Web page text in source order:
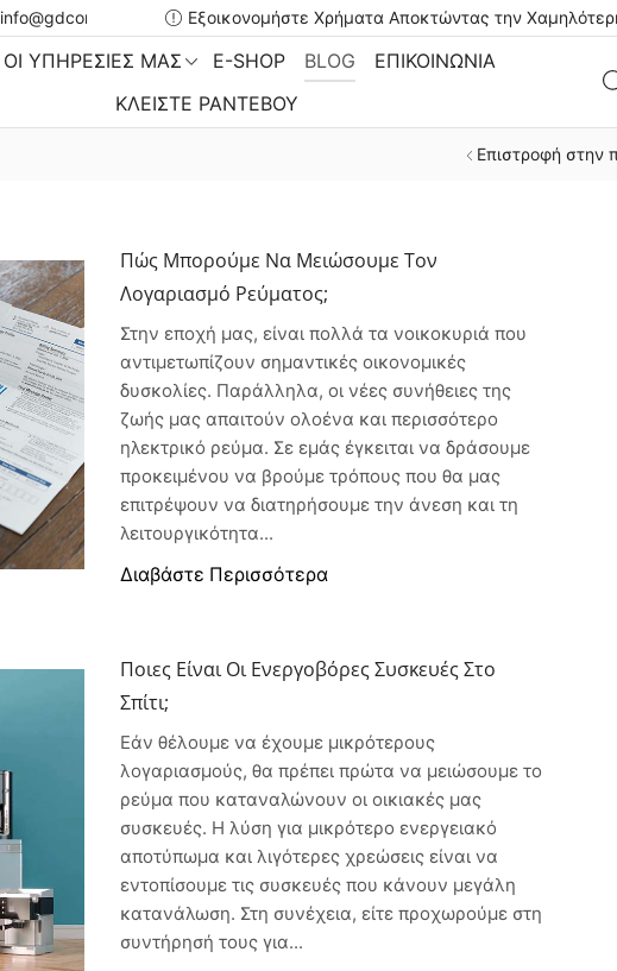
info@gdconsulting.gr Εξοικονομήστε Χρήματα Αποκτώντας την
ΟΙ ΥΠΗΡΕΣΊΕΣ ΜΑΣ E-SHOP BLOG
ΕΠΙΚΟΙΝΩΝΊΑ
ΚΛΕΊΣΤΕ ΡΑΝΤΕΒΟΎ
Επιστροφή στην
Πώς Μπορούμε Να Μειώσουμε Τον
Λογαριασμό Ρεύματος;
Στην εποχή μας, είναι πολλά τα νοικοκυριά που
αντιμετωπίζουν σημαντικές οικονομικές
δυσκολίες. Παράλληλα, οι νέες συνήθειες της
ζωής μας απαιτούν ολοένα και περισσότερο
ηλεκτρικό ρεύμα. Σε εμάς έγκειται να δράσουμε
προκειμένου να βρούμε τρόπους που θα μας
επιτρέψουν να διατηρήσουμε την άνεση και τη
λειτουργικότητα...
Διαβάστε Περισσότερα
Ποιες Είναι Οι Ενεργοβόρες Συσκευές Στο
Σπίτι;
Εάν θέλουμε να έχουμε μικρότερους
λογαριασμούς, θα πρέπει πρώτα να μειώσουμε το
ρεύμα που καταναλώνουν οι οικιακές μας
συσκευές. Η λύση για μικρότερο ενεργειακό
αποτύπωμα και λιγότερες χρεώσεις είναι να
εντοπίσουμε τις συσκευές που κάνουν μεγάλη
κατανάλωση. Στη συνέχεια, είτε προχωρούμε στη
συντήρησή τους για...